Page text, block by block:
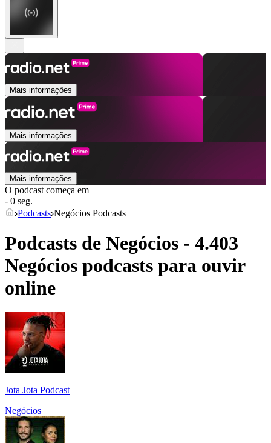
Mais informações
Mais informações
Mais informações
O podcast começa em
- 0 seg.
Podcasts Negócios Podcasts
Podcasts de Negócios - 4.403
Negócios podcasts para ouvir
online
Jota Jota Podcast
Negócios